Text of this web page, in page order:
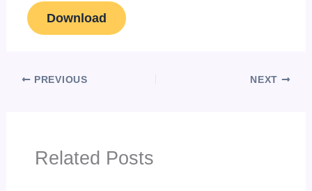
Download
PREVIOUS NEXT
Related Posts